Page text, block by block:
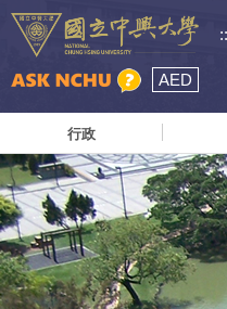
AED
行政